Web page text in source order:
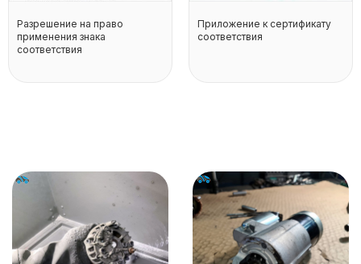
Разрешение на право
применения знака
соответствия
Приложение к сертификату
соответствия